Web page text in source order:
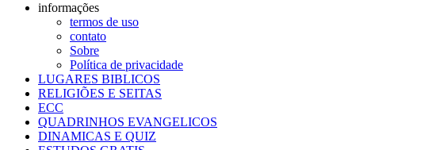
informações
termos de uso
contato
Sobre
Política de privacidade
LUGARES BIBLICOS
RELIGIÕES E SEITAS
ECC
QUADRINHOS EVANGELICOS
DINAMICAS E QUIZ